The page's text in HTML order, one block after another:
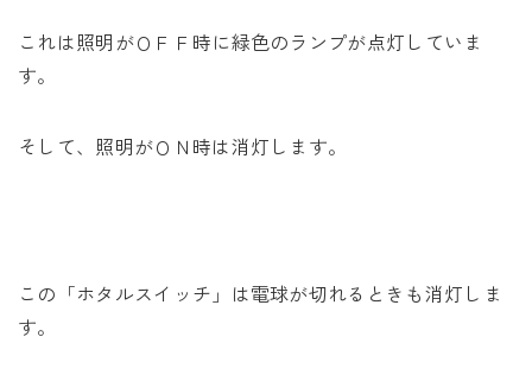
これは照明がＯＦＦ時に緑色のランプが点灯していま
す。
そして、照明がＯＮ時は消灯します。
この「ホタルスイッチ」は電球が切れるときも消灯しま
す。